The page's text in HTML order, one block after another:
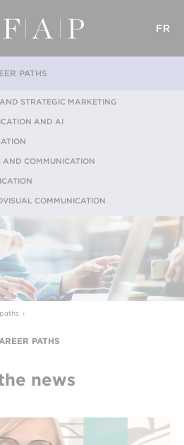
FR
PATHS
STRATEGIC MARKETING
AND AI
AND COMMUNICATION
COMMUNICATION
PATHS
news